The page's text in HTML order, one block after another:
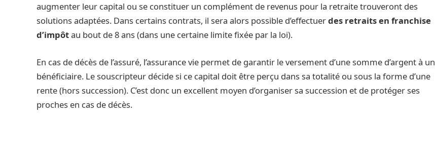
augmenter leur capital ou se constituer un complément de revenus pour la retraite trouveront des
solutions adaptées. Dans certains contrats, il sera alors possible d’effectuerdes retraits en franchise
d’impôtau bout de 8 ans (dans une certaine limite fixée par la loi).
En cas de décès de l’assuré, l’assurance vie permet de garantir le versement d’une somme d’argent à un
bénéficiaire. Le souscripteur décide si ce capital doit être perçu dans sa totalité ou sous la forme d’une
rente (hors succession). C’est donc un excellent moyen d’organiser sa succession et de protéger ses
proches en cas de décès.